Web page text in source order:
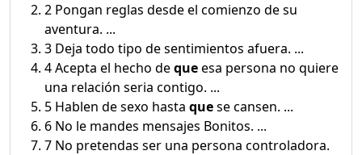
2 Pongan reglas desde el comienzo de su
aventura. ...
3 Deja todo tipo de sentimientos afuera. ...
4 Acepta el hecho dequeesa persona no quiere
una relación seria contigo. ...
5 Hablen de sexo hasta quese cansen. ...
6 No le mandes mensajes Bonitos. ...
7 No pretendas ser una persona controladora.